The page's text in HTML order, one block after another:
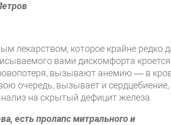
лекарством, которое крайне редко
вами дискомфорта
вызывают анемию — в
очередь, вызывает и сердцебиение,
на скрытый дефицит железа.
есть пролапс митрального и